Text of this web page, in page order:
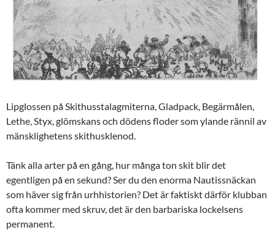
Lipglossen på Skithusstalagmiterna, Gladpack, Begärmålen,
Lethe, Styx, glömskans och dödens floder som ylande rännil av
mänsklighetens skithusklenod.
Tänk alla arter på en gång, hur många ton skit blir det
egentligen på en sekund? Ser du den enorma Nautissnäckan
som häver sig från urhhistorien? Det är faktiskt därför klubban
ofta kommer med skruv, det är den barbariska lockelsens
permanent.